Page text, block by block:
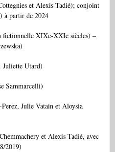
et Alexis Tadié); conjoint
à partir de 2024
fictionnelle XIXe-XXIe siècles) –
Juliette Utard)
Sammarcelli)
Julie Vatain et Aloysia
et Alexis Tadié, avec
2019)